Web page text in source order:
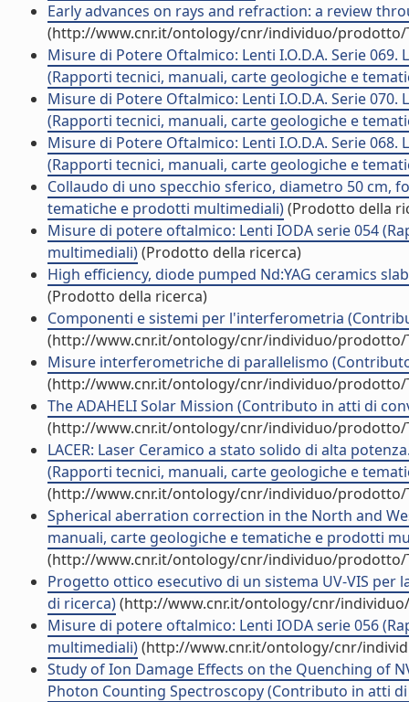
Early advances on rays and refraction: a review
(http://www.cnr.it/ontology/cnr/individuo/prodotto/
Misure di Potere Oftalmico: Lenti I.O.D.A. Serie
(Rapporti tecnici, manuali, carte geologiche e
Misure di Potere Oftalmico: Lenti I.O.D.A. Serie
(Rapporti tecnici, manuali, carte geologiche e
Misure di Potere Oftalmico: Lenti I.O.D.A. Serie
(Rapporti tecnici, manuali, carte geologiche e
Collaudo di uno specchio sferico, diametro 50 cm,
tematiche e prodotti multimediali)(Prodotto della
Misure di potere oftalmico: Lenti IODA serie 054
multimediali)(Prodotto della ricerca)
High efficiency, diode pumped Nd:YAG ceramics
(Prodotto della ricerca)
Componenti e sistemi per l'interferometria
(http://www.cnr.it/ontology/cnr/individuo/prodotto/
Misure interferometriche di parallelismo
(http://www.cnr.it/ontology/cnr/individuo/prodotto/
The ADAHELI Solar Mission (Contributo in atti di
(http://www.cnr.it/ontology/cnr/individuo/prodotto/
LACER: Laser Ceramico a stato solido di alta
(Rapporti tecnici, manuali, carte geologiche e
(http://www.cnr.it/ontology/cnr/individuo/prodotto/
Spherical aberration correction in the North and
manuali, carte geologiche e tematiche e prodotti
(http://www.cnr.it/ontology/cnr/individuo/prodotto/
Progetto ottico esecutivo di un sistema UV-VIS
di ricerca)(http://www.cnr.it/ontology/cnr/
Misure di potere oftalmico: Lenti IODA serie 056
multimediali)(http://www.cnr.it/ontology/cnr/
Study of Ion Damage Effects on the Quenching of
Photon Counting Spectroscopy (Contributo in atti